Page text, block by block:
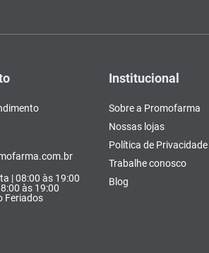
| 08:00 às 19:00
às 19:00
Feriados
Institucional
Sobre a Promofarma
Nossas lojas
Política de Privacidade
Trabalhe conosco
Blog